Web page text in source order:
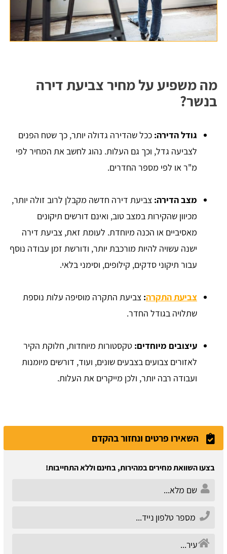
מה משפיע על מחיר צביעת דירה
בנשר?
גודל הדירה: ככל שהדירה גדולה יותר, כך שטח הפנים
לצביעה גדל, וכך גם העלות. נהוג לחשב את המחיר לפי
מ"ר או לפי מספר החדרים.
מצב הדירה: צביעת דירה חדשה מקבלן לרוב זולה יותר,
מכיוון שהקירות במצב טוב, ואינם דורשים תיקונים
מאסיביים או הכנה מיוחדת. לעומת זאת, צביעת דירה
ישנה עשויה להיות מורכבת יותר, ודורשת זמן עבודה נוסף
עבור תיקוני סדקים, קילופים, וסימני בלאי.
צביעת התקרה: צביעת התקרה מוסיפה עלות נוספת
שתלויה בגודל החדר.
עיצובים מיוחדים: טקסטורות מיוחדות, חלוקת הקיר
לאזורים צבועים בצבעים שונים, ועוד, דורשים מיומנות
ועבודה רבה יותר, ולכן מייקרים את העלות.
השאירו פרטים ונחזור בהקדם
בצעו השוואת מחירים במהירות, בחינם וללא התחייבות!